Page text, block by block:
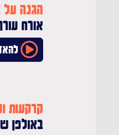
הגנה על
אורח
קרקעות
באולפן